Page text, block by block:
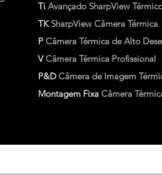
Ti Avançado SharpView
TK SharpView Câmera Térmica
P Câmera Térmica de Alto
VCâmera Térmica Profissional
P&D Câmera de Imagem
Montagem Fixa Câmera